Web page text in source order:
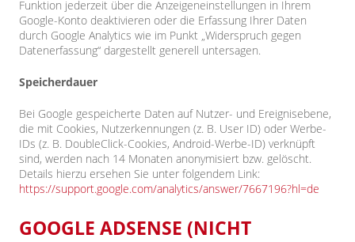
Funktion jederzeit über die Anzeigeneinstellungen in Ihrem
Google-Konto deaktivieren oder die Erfassung Ihrer Daten
durch Google Analytics wie im Punkt „Widerspruch gegen
Datenerfassung“ dargestellt generell untersagen.
Speicherdauer
Bei Google gespeicherte Daten auf Nutzer- und Ereignisebene,
die mit Cookies, Nutzerkennungen (z. B. User ID) oder Werbe-
IDs (z. B. DoubleClick-Cookies, Android-Werbe-ID) verknüpft
sind, werden nach 14 Monaten anonymisiert bzw. gelöscht.
Details hierzu ersehen Sie unter folgendem Link:
https://support.google.com/analytics/answer/7667196?hl=de
GOOGLE ADSENSE (NICHT